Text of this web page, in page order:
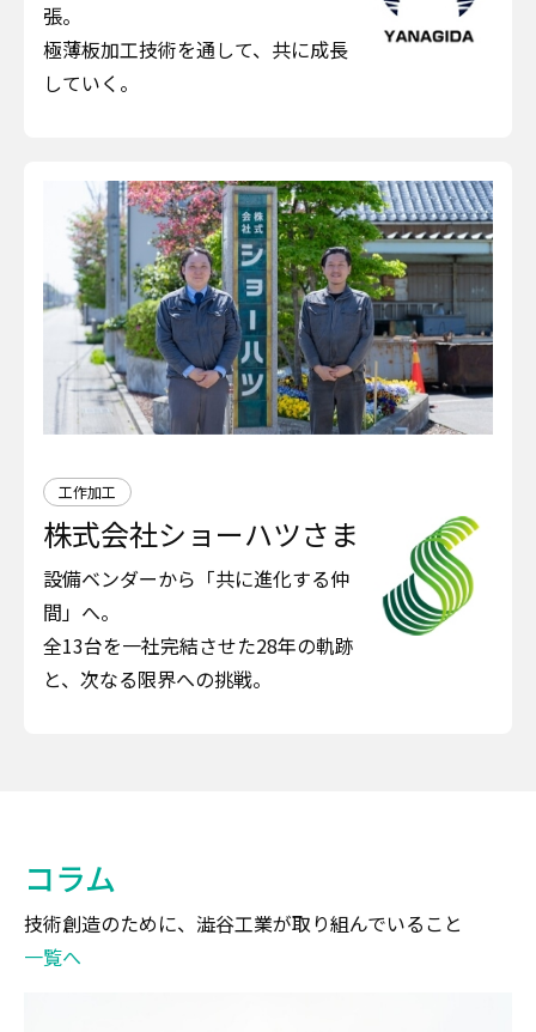
張。
極薄板加工技術を通して、共に成長
していく。
工作加工
株式会社ショーハツさま
設備ベンダーから「共に進化する仲
間」へ。
全13台を一社完結させた28年の軌跡
と、次なる限界への挑戦。
コラム
技術創造のために、澁谷工業が取り組んでいること
一覧へ